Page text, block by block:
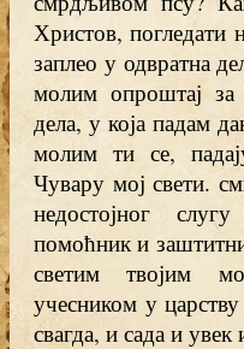
Христов, погледати
заплео у одвратна
молим опроштај за
дела, у која падам
молим ти се,
Чувару мој свети.
недостојног
помоћник и
светим твојим
учесником у
свагда, и сада и